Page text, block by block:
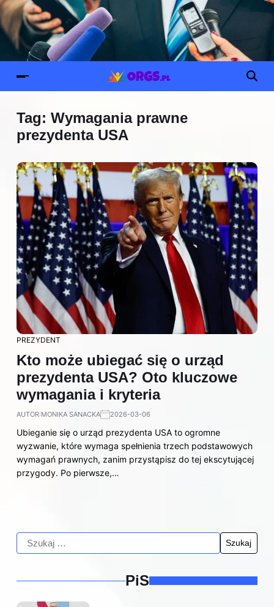
Tag: Wymagania prawne
prezydenta USA
PREZYDENT
Kto może ubiegać się o urząd
prezydenta USA? Oto kluczowe
wymagania i kryteria
AUTOR:MONIKA SANACKA 2026-03-06
Ubieganie się o urząd prezydenta USA to ogromne
wyzwanie, które wymaga spełnienia trzech podstawowych
wymagań prawnych, zanim przystąpisz do tej ekscytującej
przygody. Po pierwsze,…
PiS